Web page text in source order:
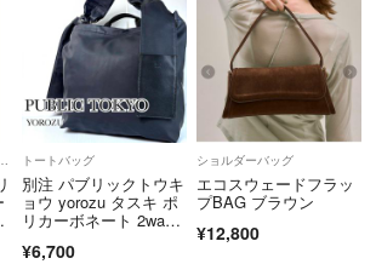
トートバッグ
別注 パブリックトウキ
ョウ yorozu タスキ ポ
リカーボネート 2wa
¥6,700
ショルダーバッグ
エコスウェードフラッ
プBAG ブラウン
¥12,800